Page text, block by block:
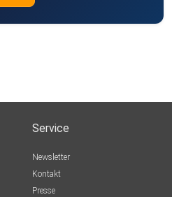
Service
Newsletter
Kontakt
Presse